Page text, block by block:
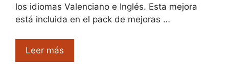
los idiomas Valenciano e Inglés. Esta mejora
está incluida en el pack de mejoras …
Leer más